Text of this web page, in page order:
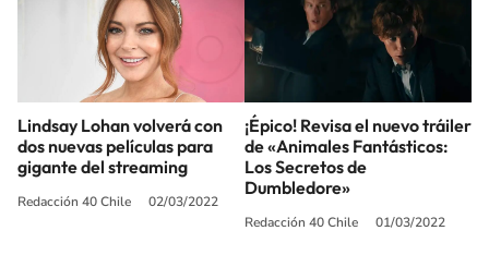
Lindsay Lohan volverá con
dos nuevas películas para
gigante del streaming
Redacción 40 Chile 02/03/2022
¡Épico! Revisa el nuevo tráiler
de «Animales Fantásticos:
Los Secretos de
Dumbledore»
Redacción 40 Chile 01/03/2022